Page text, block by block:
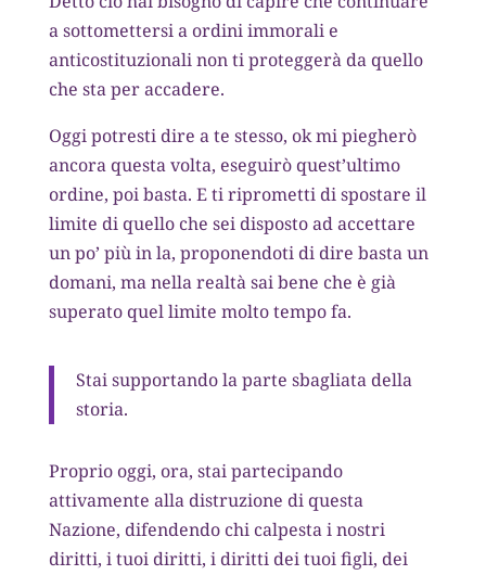
a sottomettersi a ordini immorali e
anticostituzionali non ti proteggerà da quello
che sta per accadere.
Oggi potresti dire a te stesso, ok mi piegherò
ancora questa volta, eseguirò quest’ultimo
ordine, poi basta. E ti riprometti di spostare il
limite di quello che sei disposto ad accettare
un po’ più in la, proponendoti di dire basta un
domani, ma nella realtà sai bene che è già
superato quel limite molto tempo fa.
Stai supportando la parte sbagliata della
storia.
Proprio oggi, ora, stai partecipando
attivamente alla distruzione di questa
Nazione, difendendo chi calpesta i nostri
diritti, i tuoi diritti, i diritti dei tuoi figli, dei